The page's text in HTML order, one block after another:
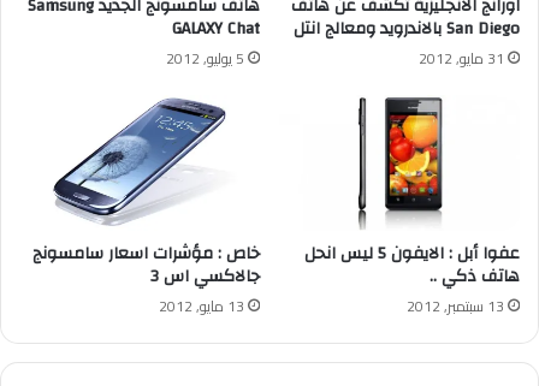
San Diego بالاندرويد ومعالج انتل
31 مايو, 2012
GALAXY Chat
5 يوليو, 2012
عفوا أبل : الايفون 5 ليس انحل
هاتف ذكي ..
13 سبتمبر, 2012
خاص : مؤشرات اسعار سامسونج
جالاكسي اس 3
13 مايو, 2012